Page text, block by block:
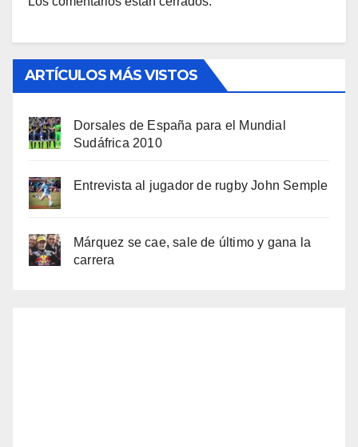
ARTÍCULOS MÁS VISTOS
Dorsales de España para el Mundial
Sudáfrica 2010
Entrevista al jugador de rugby John Semple
Márquez se cae, sale de último y gana la
carrera